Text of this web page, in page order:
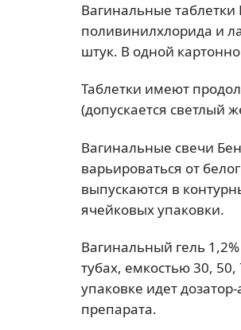
Вагинальные таблетки
поливинилхлорида и
штук. В одной
Таблетки имеют
(допускается светлый
Вагинальные свечи
варьироваться от
выпускаются в
ячейковых упаковки.
Вагинальный гель
тубах, емкостью 30,
упаковке идет
препарата.